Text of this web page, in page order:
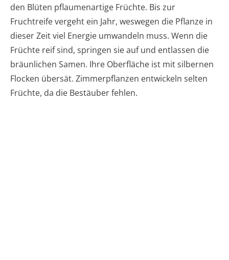
den Blüten pflaumenartige Früchte. Bis zur
Fruchtreife vergeht ein Jahr, weswegen die Pflanze in
dieser Zeit viel Energie umwandeln muss. Wenn die
Früchte reif sind, springen sie auf und entlassen die
bräunlichen Samen. Ihre Oberfläche ist mit silbernen
Flocken übersät. Zimmerpflanzen entwickeln selten
Früchte, da die Bestäuber fehlen.